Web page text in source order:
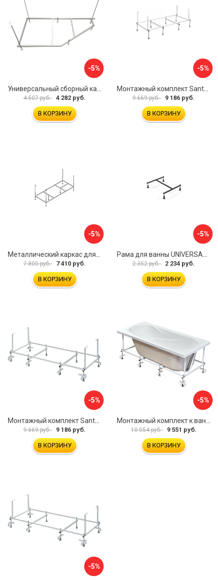
-5%
4 507 руб. 4 282 руб.
В КОРЗИНУ
-5%
9 669 руб. 9 186 руб.
В КОРЗИНУ
-5%
Металлический каркас для акриловой ванны Cezares EMP-170-70-MF-R
7 800 руб. 7 410 руб.
В КОРЗИНУ
-5%
Рама для ванны UNIVERSAL Cersanit K-RW-UNIVERSAL160-170
2 352 руб. 2 234 руб.
В КОРЗИНУ
-5%
9 669 руб. 9 186 руб.
В КОРЗИНУ
-5%
10 054 руб. 9 551 руб.
В КОРЗИНУ
-5%